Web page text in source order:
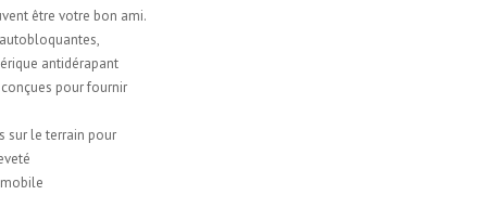
être votre bon ami.
antidérapant
pour fournir
sur le terrain pour